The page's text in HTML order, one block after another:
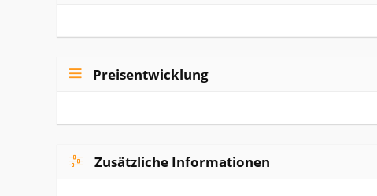
Preisentwicklung
Zusätzliche Informationen